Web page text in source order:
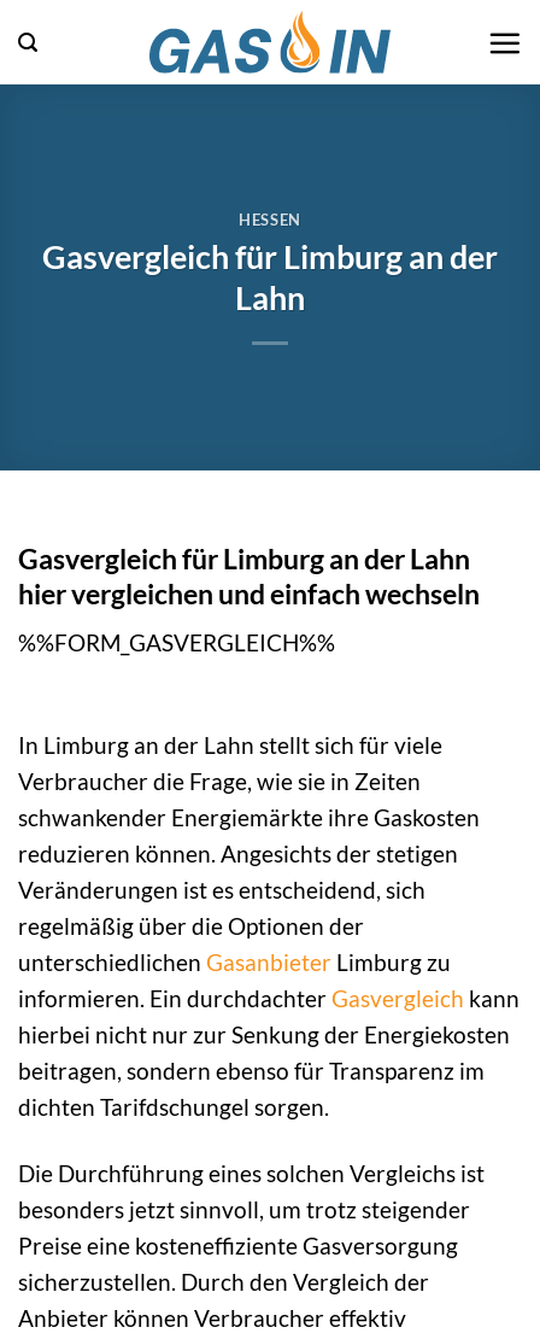
Inhalt
springen
HESSEN
Gasvergleich für Limburg an der
Lahn
Gasvergleich für Limburg an der Lahn
hier vergleichen und einfach wechseln
%%FORM_GASVERGLEICH%%
In Limburg an der Lahn stellt sich für viele
Verbraucher die Frage, wie sie in Zeiten
schwankender Energiemärkte ihre Gaskosten
reduzieren können. Angesichts der stetigen
Veränderungen ist es entscheidend, sich
regelmäßig über die Optionen der
unterschiedlichen Gasanbieter Limburg zu
informieren. Ein durchdachter Gasvergleich kann
hierbei nicht nur zur Senkung der Energiekosten
beitragen, sondern ebenso für Transparenz im
dichten Tarifdschungel sorgen.
Die Durchführung eines solchen Vergleichs ist
besonders jetzt sinnvoll, um trotz steigender
Preise eine kosteneffiziente Gasversorgung
sicherzustellen. Durch den Vergleich der
Anbieter können Verbraucher effektiv